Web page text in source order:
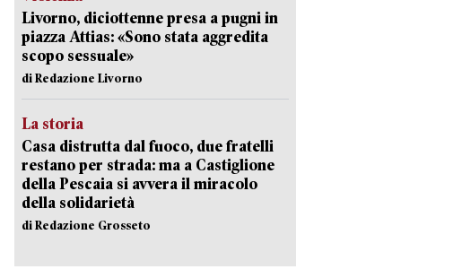
Livorno, diciottenne presa a pugni in
piazza Attias: «Sono stata aggredita
scopo sessuale»
di Redazione Livorno
La storia
Casa distrutta dal fuoco, due fratelli
restano per strada: ma a Castiglione
della Pescaia si avvera il miracolo
della solidarietà
di Redazione Grosseto